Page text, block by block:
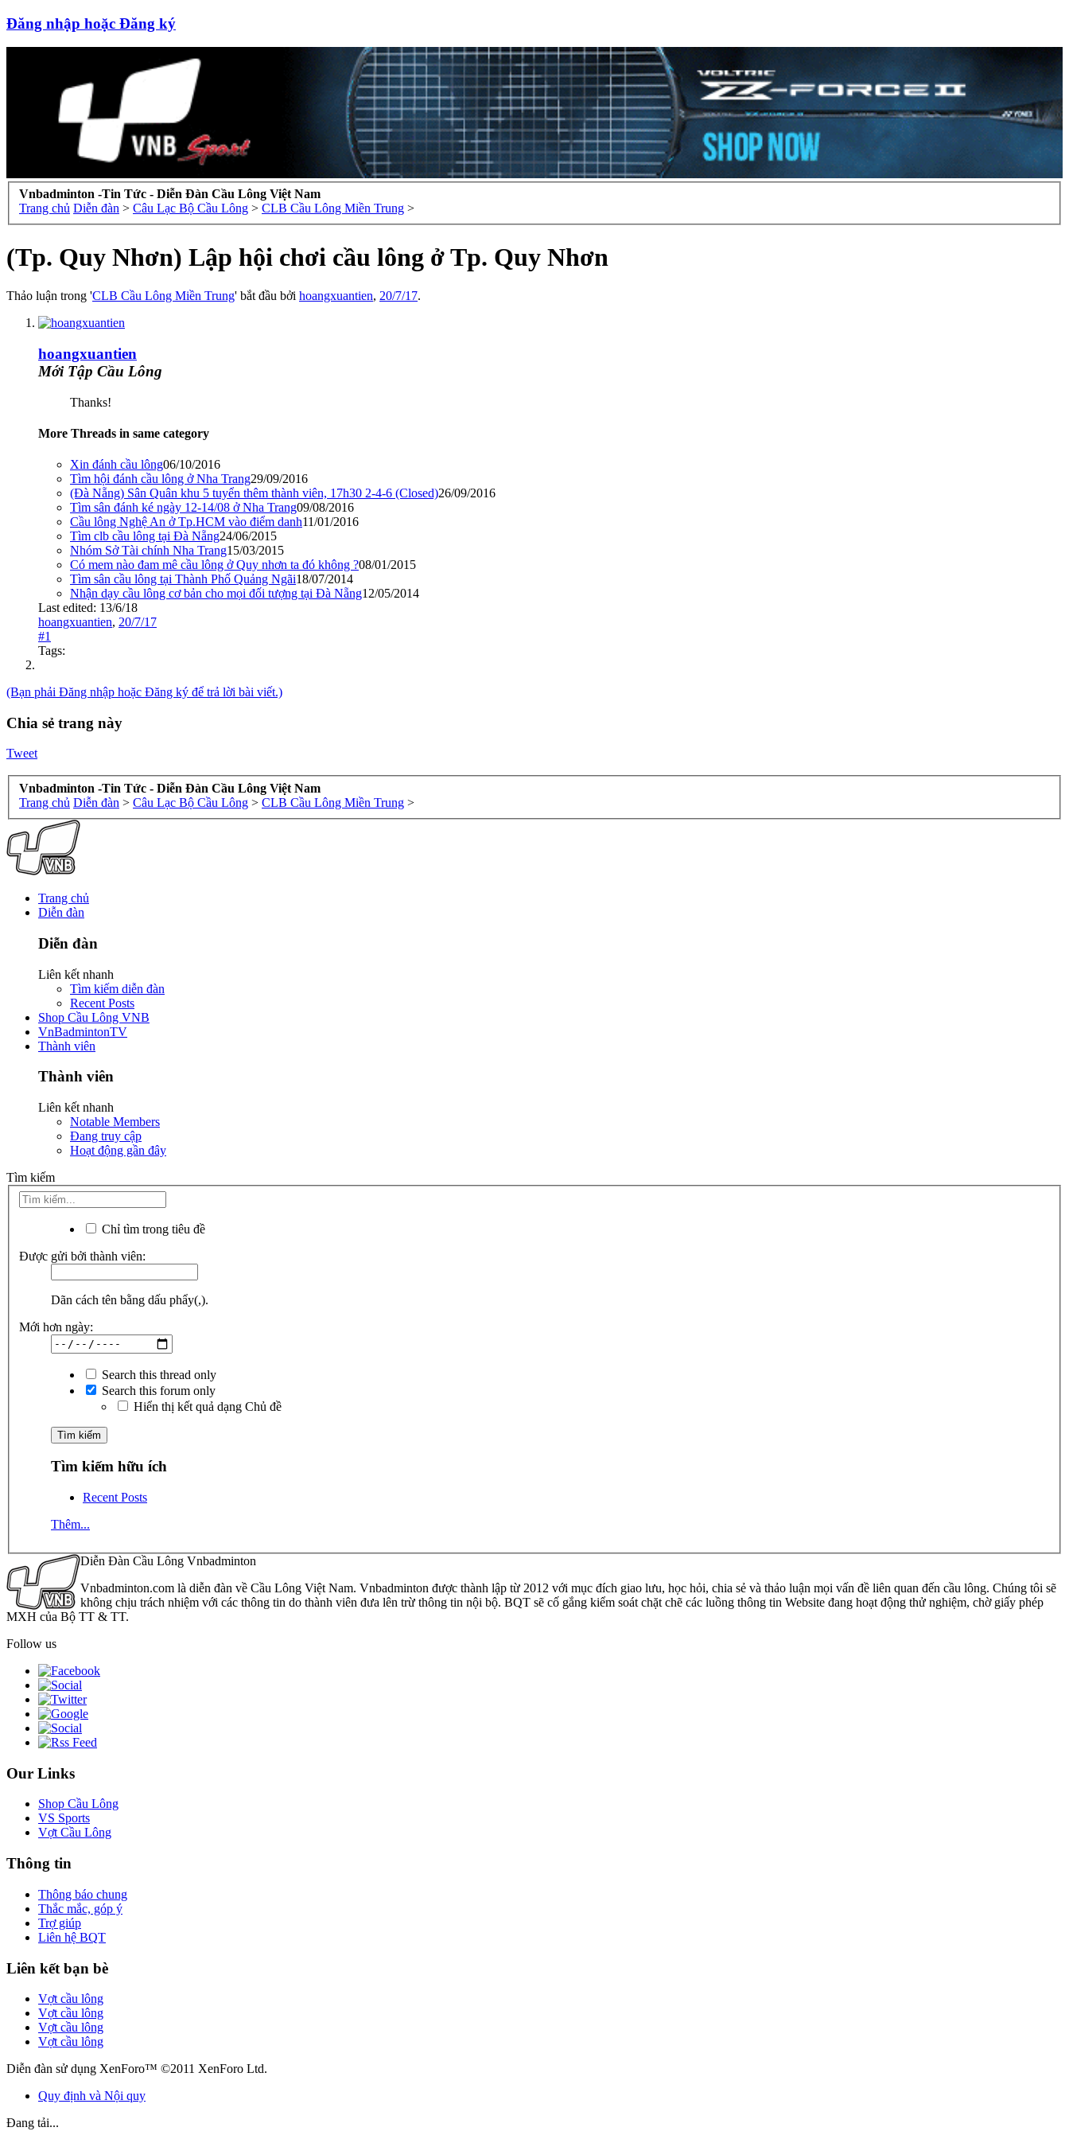
Đăng nhập hoặc Đăng ký
Vnbadminton -Tin Tức - Diễn Đàn Cầu Lông Việt Nam
Trang chủ Diễn đàn > Câu Lạc Bộ Cầu Lông > CLB Cầu Lông Miền Trung >
(Tp. Quy Nhơn) Lập hội chơi cầu lông ở Tp. Quy Nhơn
Thảo luận trong 'CLB Cầu Lông Miền Trung' bắt đầu bởi hoangxuantien, 20/7/17.
hoangxuantien
Mới Tập Cầu Lông
Thanks!
More Threads in same category
Xin đánh cầu lông06/10/2016
Tìm hội đánh cầu lông ở Nha Trang29/09/2016
(Đà Nẵng) Sân Quân khu 5 tuyển thêm thành viên, 17h30 2-4-6 (Closed)26/09/2016
Tìm sân đánh ké ngày 12-14/08 ở Nha Trang09/08/2016
Cầu lông Nghệ An ở Tp.HCM vào điểm danh11/01/2016
Tìm clb cầu lông tại Đà Nẵng24/06/2015
Nhóm Sở Tài chính Nha Trang15/03/2015
Có mem nào đam mê cầu lông ở Quy nhơn ta đó không ?08/01/2015
Tìm sân cầu lông tại Thành Phố Quảng Ngãi18/07/2014
Nhận dạy cầu lông cơ bản cho mọi đối tượng tại Đà Nẵng12/05/2014
Last edited: 13/6/18
hoangxuantien, 20/7/17
#1
Tags:
(Bạn phải Đăng nhập hoặc Đăng ký để trả lời bài viết.)
Chia sẻ trang này
Tweet
Vnbadminton -Tin Tức - Diễn Đàn Cầu Lông Việt Nam
Trang chủ Diễn đàn > Câu Lạc Bộ Cầu Lông > CLB Cầu Lông Miền Trung >
Trang chủ
Diễn đàn
Diễn đàn
Liên kết nhanh
Tìm kiếm diễn đàn
Recent Posts
Shop Cầu Lông VNB
VnBadmintonTV
Thành viên
Thành viên
Liên kết nhanh
Notable Members
Đang truy cập
Hoạt động gần đây
Tìm kiếm
Chỉ tìm trong tiêu đề
Được gửi bởi thành viên:
Dãn cách tên bằng dấu phẩy(,).
Mới hơn ngày:
Search this thread only
Search this forum only
Hiển thị kết quả dạng Chủ đề
Tìm kiếm hữu ích
Recent Posts
Thêm...
Diễn Đàn Cầu Lông Vnbadminton
Vnbadminton.com là diễn đàn về Cầu Lông Việt Nam. Vnbadminton được thành lập từ 2012 với mục đích giao lưu, học hỏi, chia sẻ và thảo luận mọi vấn đề liên quan đến cầu lông. Chúng tôi sẽ
không chịu trách nhiệm với các thông tin do thành viên đưa lên trừ thông tin nội bộ. BQT sẽ cố gắng kiểm soát chặt chẽ các luồng thông tin Website đang hoạt động thử nghiệm, chờ giấy phép
MXH của Bộ TT & TT.
Follow us
Our Links
Shop Cầu Lông
VS Sports
Vợt Cầu Lông
Thông tin
Thông báo chung
Thắc mắc, góp ý
Trợ giúp
Liên hệ BQT
Liên kết bạn bè
Vợt cầu lông
Vợt cầu lông
Vợt cầu lông
Vợt cầu lông
Diễn đàn sử dụng XenForo™ ©2011 XenForo Ltd.
Quy định và Nội quy
Đang tải...